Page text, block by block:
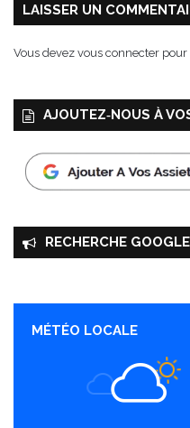
LAISSER UN
Vous devez vous connecter pour
AJOUTEZ‑NOUS À
RECHERCHE GOOGLE
MÉTÉO LOCALE